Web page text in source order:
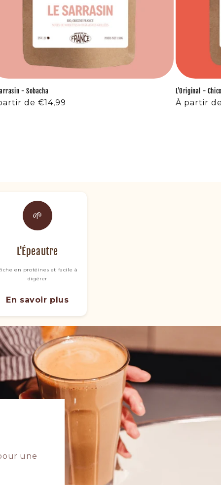
- Sobacha
de €14,99
L'Original -
Prix
À partir
🌱
L'Épeautre
en protéines et facile à
digérer
En savoir plus
une